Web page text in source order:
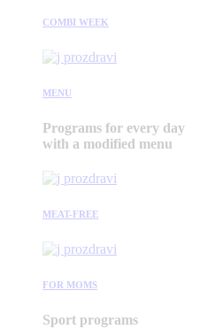
COMBI WEEK
MENU
Programs for every day
with a modified menu
MEAT-FREE
FOR MOMS
Sport programs